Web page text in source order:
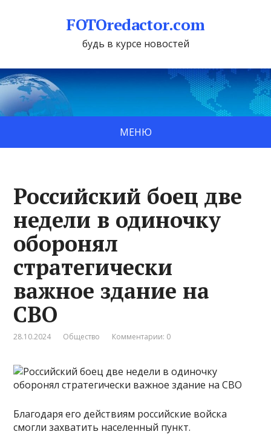
FOTOredactor.com
будь в курсе новостей
МЕНЮ
Российский боец две
недели в одиночку
оборонял
стратегически
важное здание на
СВО
28.10.2024 Общество Комментарии: 0
Благодаря его действиям российские войска
смогли захватить населенный пункт.